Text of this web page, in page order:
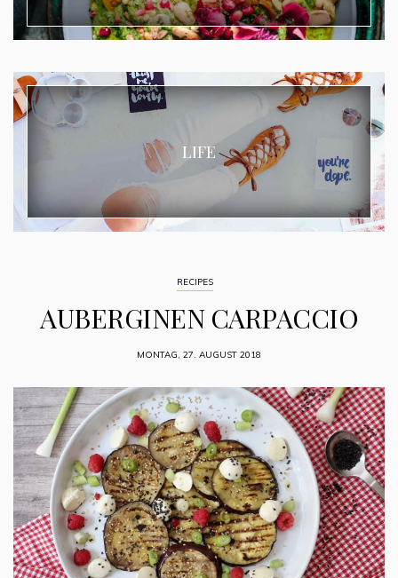
LIFE
RECIPES
AUBERGINEN CARPACCIO
MONTAG, 27. AUGUST 2018